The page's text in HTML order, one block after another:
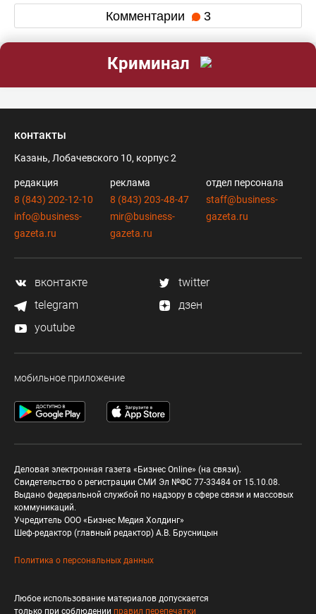
Комментарии 3
Криминал
контакты
Казань, Лобачевского 10, корпус 2
редакция
8 (843) 202-12-10
info@business-
gazeta.ru
реклама
8 (843) 203-48-47
mir@business-
gazeta.ru
отдел персонала
staff@business-
gazeta.ru
вконтакте
twitter
telegram
дзен
youtube
мобильное приложение
Деловая электронная газета «Бизнес Online» (на связи).
Свидетельство о регистрации СМИ Эл №ФС 77-33484 от 15.10.08.
Выдано федеральной службой по надзору в сфере связи и массовых
коммуникаций.
Учредитель ООО «Бизнес Медия Холдинг»
Шеф-редактор (главный редактор) А.В. Брусницын
Политика о персональных данных
Любое использование материалов допускается
только при соблюдении правил перепечатки